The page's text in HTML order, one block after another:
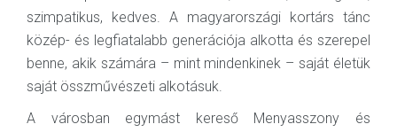
szimpatikus, kedves. A magyarországi kortárs tánc
közép- és legfiatalabb generációja alkotta és szerepel
benne, akik számára – mint mindenkinek – saját életük
saját összművészeti alkotásuk.
A városban egymást kereső Menyasszony és